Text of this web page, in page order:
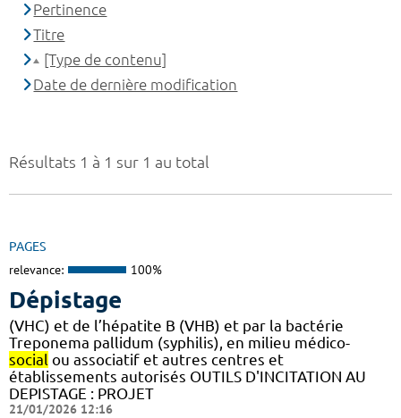
Résultats 1 à 1 sur 1 au total
PAGES
relevance: 100%
Dépistage
(VHC) et de l’hépatite B (VHB) et par la bactérie
Treponema pallidum (syphilis), en milieu médico-
social ou associatif et autres centres et
établissements autorisés OUTILS D'INCITATION AU
DEPISTAGE : PROJET
21/01/2026 12:16
Pertinence
Titre
[Type de contenu]
Date de dernière modification